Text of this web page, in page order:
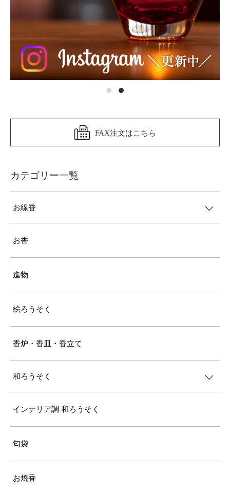
FAX注文はこちら
カテゴリー一覧
お線香
お香
進物
絵ろうそく
香炉・香皿・香立て
和ろうそく
インテリア調 和ろうそく
匂袋
お焼香